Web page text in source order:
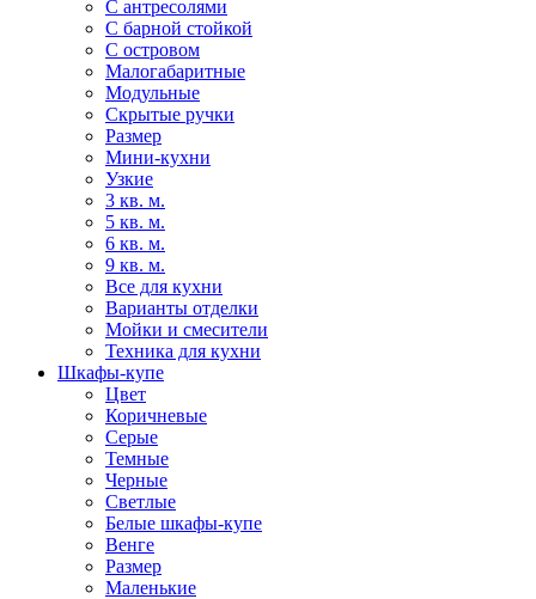
С антресолями
С барной стойкой
С островом
Малогабаритные
Модульные
Скрытые ручки
Размер
Мини-кухни
Узкие
3 кв. м.
5 кв. м.
6 кв. м.
9 кв. м.
Все для кухни
Варианты отделки
Мойки и смесители
Техника для кухни
Шкафы-купе
Цвет
Коричневые
Серые
Темные
Черные
Светлые
Белые шкафы-купе
Венге
Размер
Маленькие